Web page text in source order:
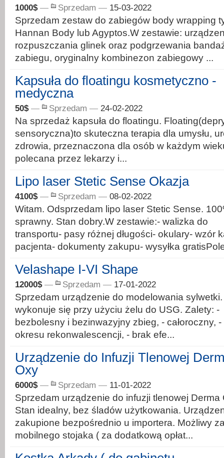
1000$— Sprzedam — 15-03-2022
Sprzedam zestaw do zabiegów body wrapping
Hannan Body lub Agyptos.W zestawie:
rozpuszczania glinek oraz podgrzewania
zabiegu, oryginalny kombinezon zabiegowy ...
Kapsuła do floatingu kosmetyczno -
medyczna
50$— Sprzedam — 24-02-2022
Na sprzedaż kapsuła do floatingu.
sensoryczna)to skuteczna terapia dla umysłu,
zdrowia, przeznaczona dla osób w każdym
polecana przez lekarzy i...
Lipo laser Stetic Sense Okazja
4100$— Sprzedam — 08-02-2022
Witam. Odsprzedam lipo laser Stetic Sense.
sprawny. Stan dobry.W zestawie:- walizka do
transportu- pasy różnej długości- okulary- wzór
pacjenta- dokumenty zakupu- wysyłka
Velashape I-VI Shape
12000$— Sprzedam — 17-01-2022
Sprzedam urządzenie do modelowania
wykonuje się przy użyciu żelu do USG. Zalety: -
bezbolesny i bezinwazyjny zbieg, - całoroczny,
okresu rekonwalescencji, - brak efe...
Urządzenie do Infuzji Tlenowej
Oxy
6000$— Sprzedam — 11-01-2022
Sprzedam urządzenie do infuzji tlenowej Derma
Stan idealny, bez śladów użytkowania.
zakupione bezpośrednio u importera. Możliwy
mobilnego stojaka ( za dodatkową opłat...